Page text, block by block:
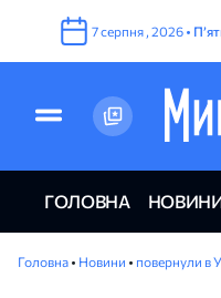
7серпня , 2026 •
ГОЛОВНА
Головна • Новини • повернули в